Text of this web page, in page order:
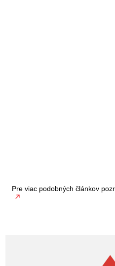
Pre viac podobných článkov